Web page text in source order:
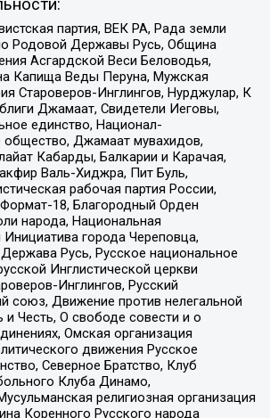
партия, ВЕК РА, Рада земли
Родовой Державы Русь, Община
Асгардской Веси Беловодья,
Капища Веды Перуна, Мужская
Староверов-Инглингов, Нурджулар, К
Джамаат, Свидетели Иеговы,
единство, Национал-
общество, Джамаат мувахидов,
Кабарды, Балкарии и Карачая,
Валь-Хиджра, Пит Буль,
рабочая партия России,
18, Благородный Орден
народа, Национальная
города Череповца,
Русь, Русское национальное
Инглистической церкви
Инглингов, Русский
союз, Движение против нелегальной
и Честь, О свободе совести и о
Омская организация
движения Русское
Северное Братство, Клуб
Клуба Динамо,
религиозная организация
Коренного Русского народа